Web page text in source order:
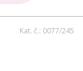
Kat. č.: 0077/245